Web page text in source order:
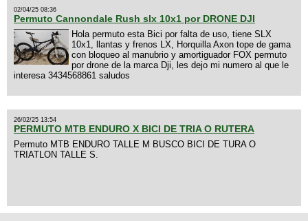
02/04/25 08:36
Permuto Cannondale Rush slx 10x1 por DRONE DJI
Hola permuto esta Bici por falta de uso, tiene SLX
10x1, llantas y frenos LX, Horquilla Axon tope de gama
con bloqueo al manubrio y amortiguador FOX permuto
por drone de la marca Dji, les dejo mi numero al que le
interesa 3434568861 saludos
26/02/25 13:54
PERMUTO MTB ENDURO X BICI DE TRIA O RUTERA
Permuto MTB ENDURO TALLE M BUSCO BICI DE TURA O
TRIATLON TALLE S.